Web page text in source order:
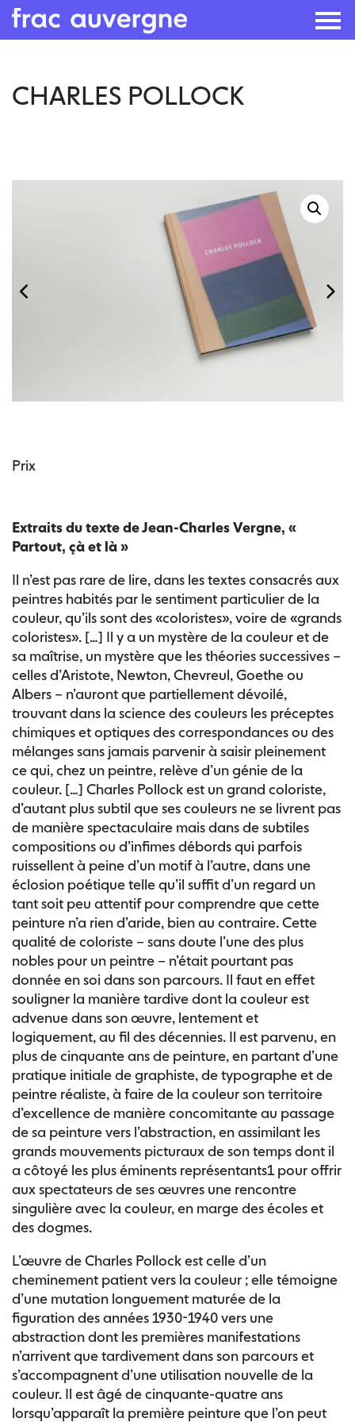
CHARLES POLLOCK
Prix
Extraits du texte de Jean-Charles Vergne, «
Partout, çà et là »
Il n’est pas rare de lire, dans les textes consacrés aux
peintres habités par le sentiment particulier de la
couleur, qu’ils sont des «coloristes», voire de «grands
coloristes». […] Il y a un mystère de la couleur et de
sa maîtrise, un mystère que les théories successives –
celles d’Aristote, Newton, Chevreul, Goethe ou
Albers – n’auront que partiellement dévoilé,
trouvant dans la science des couleurs les préceptes
chimiques et optiques des correspondances ou des
mélanges sans jamais parvenir à saisir pleinement
ce qui, chez un peintre, relève d’un génie de la
couleur. […] Charles Pollock est un grand coloriste,
d’autant plus subtil que ses couleurs ne se livrent pas
de manière spectaculaire mais dans de subtiles
compositions ou d’infimes débords qui parfois
ruissellent à peine d’un motif à l’autre, dans une
éclosion poétique telle qu’il suffit d’un regard un
tant soit peu attentif pour comprendre que cette
peinture n’a rien d’aride, bien au contraire. Cette
qualité de coloriste – sans doute l’une des plus
nobles pour un peintre – n’était pourtant pas
donnée en soi dans son parcours. Il faut en effet
souligner la manière tardive dont la couleur est
advenue dans son œuvre, lentement et
logiquement, au fil des décennies. Il est parvenu, en
plus de cinquante ans de peinture, en partant d’une
pratique initiale de graphiste, de typographe et de
peintre réaliste, à faire de la couleur son territoire
d’excellence de manière concomitante au passage
de sa peinture vers l’abstraction, en assimilant les
grands mouvements picturaux de son temps dont il
a côtoyé les plus éminents représentants1 pour offrir
aux spectateurs de ses œuvres une rencontre
singulière avec la couleur, en marge des écoles et
des dogmes.
L’œuvre de Charles Pollock est celle d’un
cheminement patient vers la couleur ; elle témoigne
d’une mutation longuement maturée de la
figuration des années 1930-1940 vers une
abstraction dont les premières manifestations
n’arrivent que tardivement dans son parcours et
s’accompagnent d’une utilisation nouvelle de la
couleur. Il est âgé de cinquante-quatre ans
lorsqu’apparaît la première peinture que l’on peut